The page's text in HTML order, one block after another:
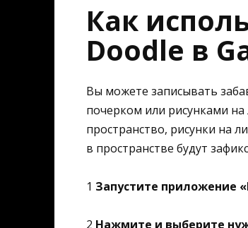
Как
Doodle в
Вы можете записывать
почерком или рисунками
пространство, рисунки на
в пространстве будут
1 Запустите приложение
2 Нажмите и выберите